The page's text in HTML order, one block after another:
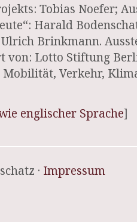
Tobias Noefer;
Harald
Brinkmann.
von: Lotto Stiftung
Verkehr,
englischer Sprache]
· Impressum